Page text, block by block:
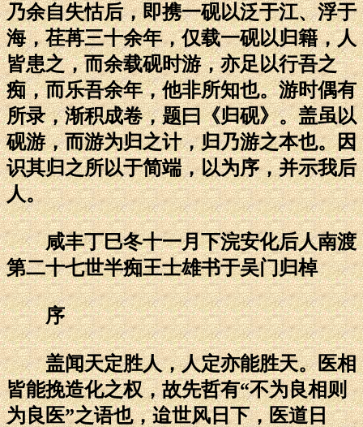
乃余自失怙后，即携一砚以泛于江、浮于
海，荏苒三十余年，仅载一砚以归籍，人
皆患之，而余载砚时游，亦足以行吾之
痴，而乐吾余年，他非所知也。游时偶有
所录，渐积成卷，题曰《归砚》。盖虽以
砚游，而游为归之计，归乃游之本也。因
识其归之所以于简端，以为序，并示我后
人。
咸丰丁巳冬十一月下浣安化后人南渡
第二十七世半痴王士雄书于吴门归棹
序
盖闻天定胜人，人定亦能胜天。医相
皆能挽造化之权，故先哲有“不为良相则
为良医”之语也，迨世风日下，医道日